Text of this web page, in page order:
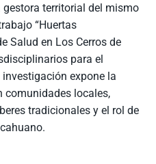
gestora territorial del mismo
“Huertas
Salud en Los Cerros de
para el
expone la
comunidades locales,
tradicionales y el rol de